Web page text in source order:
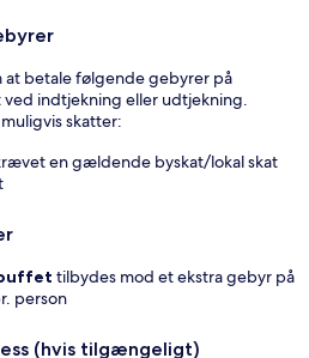
at betale følgende gebyrer på
indtjekning eller udtjekning.
skatter:
en gældende byskat/lokal skat
tilbydes mod et ekstra gebyr på
person
(hvis tilgængeligt)